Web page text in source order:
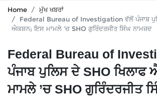
Home
ਮੁੱਖ ਖਬਰਾਂ
Federal Bureau of Investigation ਵੱਲੋਂ ਪੰਜਾਬ
ਐਕਸ਼ਨ; ਇਸ ਮਾਮਲੇ ’ਚ SHO ਗੁਰਿੰਦਰਜੀਤ ਸਿੰਘ ਨਾਮਜ਼ਦ
Federal Bureau of
ਪੰਜਾਬ ਪੁਲਿਸ ਦੇ SHO
ਮਾਮਲੇ ’ਚ SHO ਗੁਰਿੰਦਰਜੀਤ